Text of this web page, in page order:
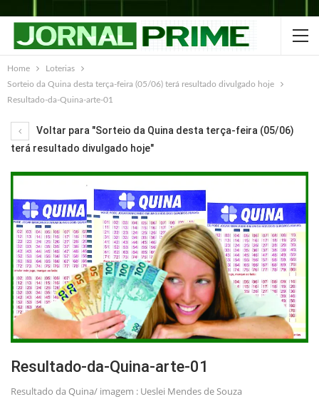
Home
Loterias
Sorteio da Quina desta terça-feira (05/06) terá resultado divulgado hoje
Resultado-da-Quina-arte-01
Voltar para "Sorteio da Quina desta terça-feira (05/06)
terá resultado divulgado hoje"
Resultado-da-Quina-arte-01
Resultado da Quina/ imagem : Ueslei Mendes de Souza